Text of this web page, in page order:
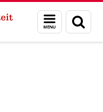
Menu
en
zoeken